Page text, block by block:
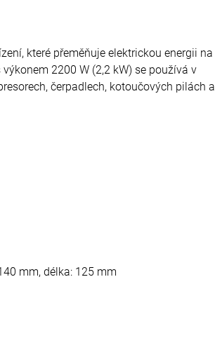
které přeměňuje elektrickou energii na
2200 W (2,2 kW) se používá v
čerpadlech, kotoučových pilách a
mm, délka: 125 mm